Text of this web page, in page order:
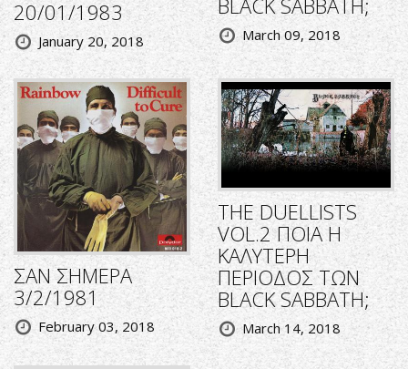
20/01/1983
January 20, 2018 March 09, 2018
ΣΑΝ ΣΗΜΕΡΑ
3/2/1981
February 03, 2018
THE DUELLISTS
VOL.2 ΠΟΙΑ Η
ΚΑΛΥΤΕΡΗ
ΠΕΡΙΟΔΟΣ ΤΩΝ
BLACK SABBATH;
March 14, 2018